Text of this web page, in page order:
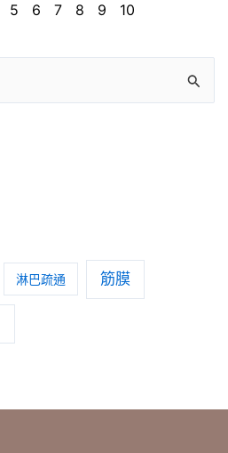
5 6 7 8 9 10
淋巴疏通 筋膜